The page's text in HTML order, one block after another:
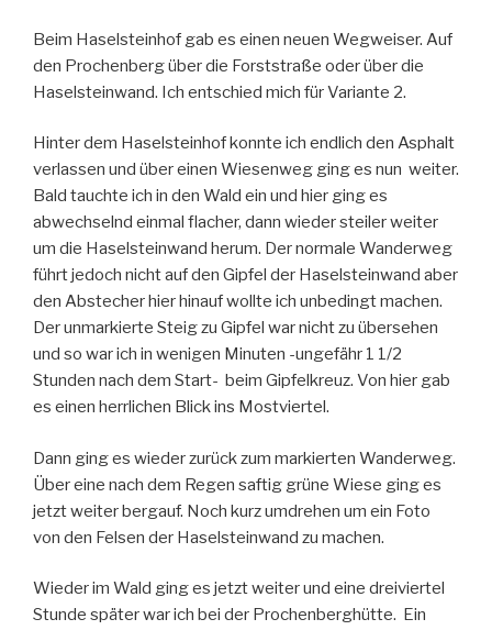
Beim Haselsteinhof gab es einen neuen Wegweiser. Auf
den Prochenberg über die Forststraße oder über die
Haselsteinwand. Ich entschied mich für Variante 2.
Hinter dem Haselsteinhof konnte ich endlich den Asphalt
verlassen und über einen Wiesenweg ging es nun weiter.
Bald tauchte ich in den Wald ein und hier ging es
abwechselnd einmal flacher, dann wieder steiler weiter
um die Haselsteinwand herum. Der normale Wanderweg
führt jedoch nicht auf den Gipfel der Haselsteinwand aber
den Abstecher hier hinauf wollte ich unbedingt machen.
Der unmarkierte Steig zu Gipfel war nicht zu übersehen
und so war ich in wenigen Minuten -ungefähr 1 1/2
Stunden nach dem Start- beim Gipfelkreuz. Von hier gab
es einen herrlichen Blick ins Mostviertel.
Dann ging es wieder zurück zum markierten Wanderweg.
Über eine nach dem Regen saftig grüne Wiese ging es
jetzt weiter bergauf. Noch kurz umdrehen um ein Foto
von den Felsen der Haselsteinwand zu machen.
Wieder im Wald ging es jetzt weiter und eine dreiviertel
Stunde später war ich bei der Prochenberghütte. Ein